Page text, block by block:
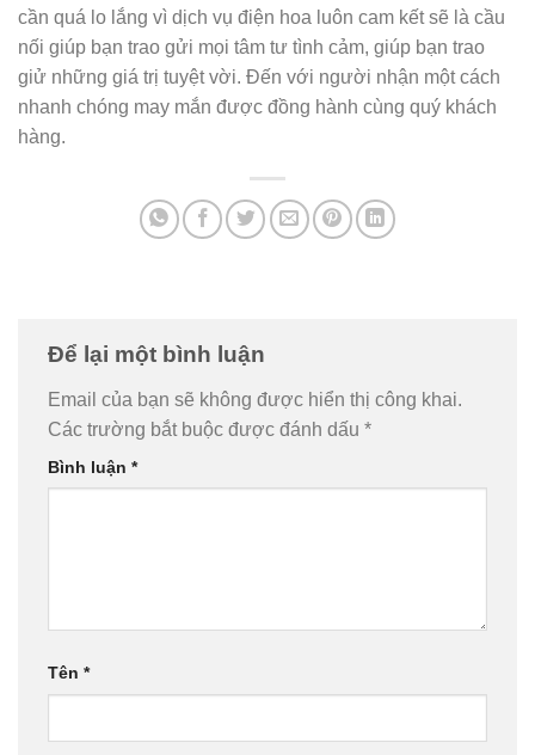
cần quá lo lắng vì dịch vụ điện hoa luôn cam kết sẽ là cầu
nối giúp bạn trao gửi mọi tâm tư tình cảm, giúp bạn trao
giử những giá trị tuyệt vời. Đến với người nhận một cách
nhanh chóng may mắn được đồng hành cùng quý khách
hàng.
Để lại một bình luận
Email của bạn sẽ không được hiển thị công khai.
Các trường bắt buộc được đánh dấu *
Bình luận *
Tên *